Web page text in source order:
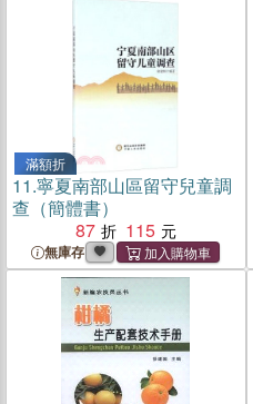
滿額折
11.寧夏南部山區留守兒童調
查（簡體書）
87
115
無庫存